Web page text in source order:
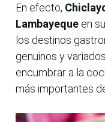
En efecto,
Lambayeque en
los destinos
genuinos y
encumbrar a la
más importantes